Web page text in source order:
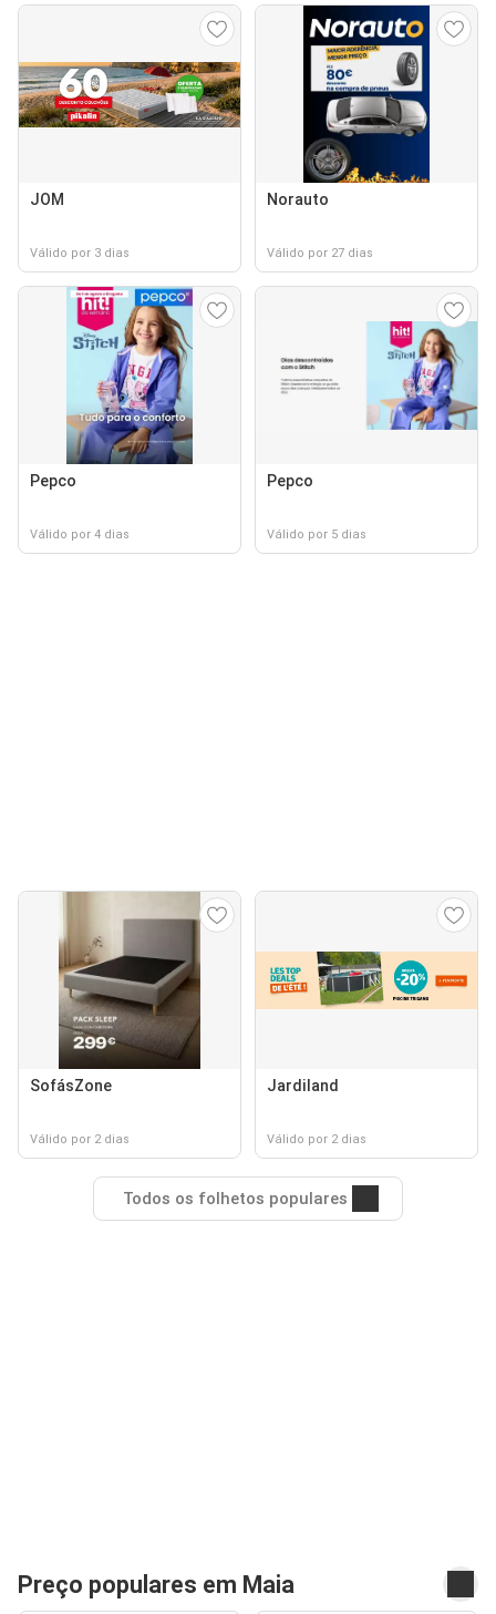
JOM
Válido por 3 dias
Norauto
Válido por 27 dias
Pepco
Válido por 4 dias
Pepco
Válido por 5 dias
SofásZone
Válido por 2 dias
Jardiland
Válido por 2 dias
Todos os folhetos populares
Preço populares em Maia